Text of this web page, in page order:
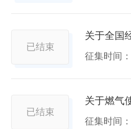
已结束
关于全国
征集时间：
已结束
关于燃气
征集时间：